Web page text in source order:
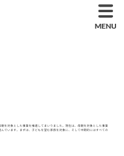
MENU
MENU
を対象とした事業を推進してまいりました。現在は、母親を対象とした事業
でいます。まずは、子どもを望む家族を対象に、そして中期的にはすべての